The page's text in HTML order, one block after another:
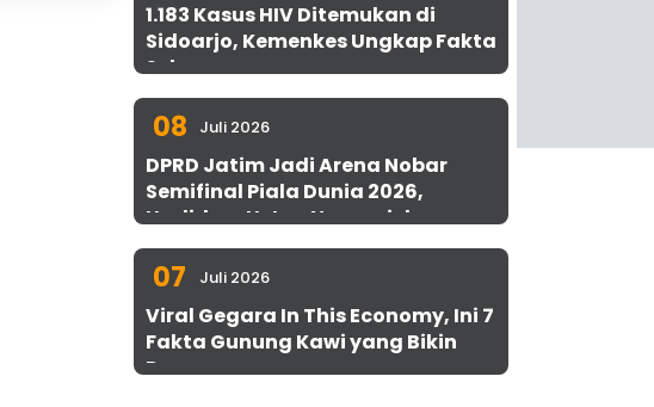
1.183 Kasus HIV Ditemukan di
Sidoarjo, Kemenkes Ungkap Fakta
Sebenarnya
08 Juli 2026
DPRD Jatim Jadi Arena Nobar
Semifinal Piala Dunia 2026,
Hadirkan Uston Nawawi dan
UMKM Gratis untuk 1.000 Warga
07 Juli 2026
Viral Gegara In This Economy, Ini 7
Fakta Gunung Kawi yang Bikin
Penasaran